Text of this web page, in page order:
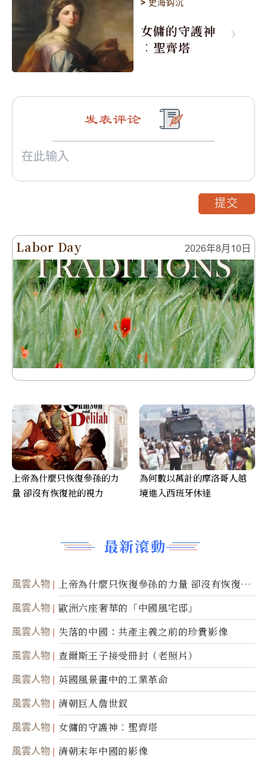
> 史海鈎沉
女傭的守護神
︰聖齊塔
Labor Day 2026年8月10日
最新滾動
風雲人物
上帝為什麼只恢復參孫的力量 卻沒有恢復祂
的視力
風雲人物 歐洲六座奢華的「中國風宅邸」
風雲人物 失落的中國：共產主義之前的珍貴影像
風雲人物 查爾斯王子接受冊封（老照片）
風雲人物 英國風景畫中的工業革命
風雲人物 清朝巨人詹世釵
風雲人物 女傭的守護神︰聖齊塔
風雲人物 清朝末年中國的影像
发表评论
提交
上帝為什麼只恢復參孫的力
量 卻沒有恢復祂的視力
為何數以萬計的摩洛哥人越
境進入西班牙休達